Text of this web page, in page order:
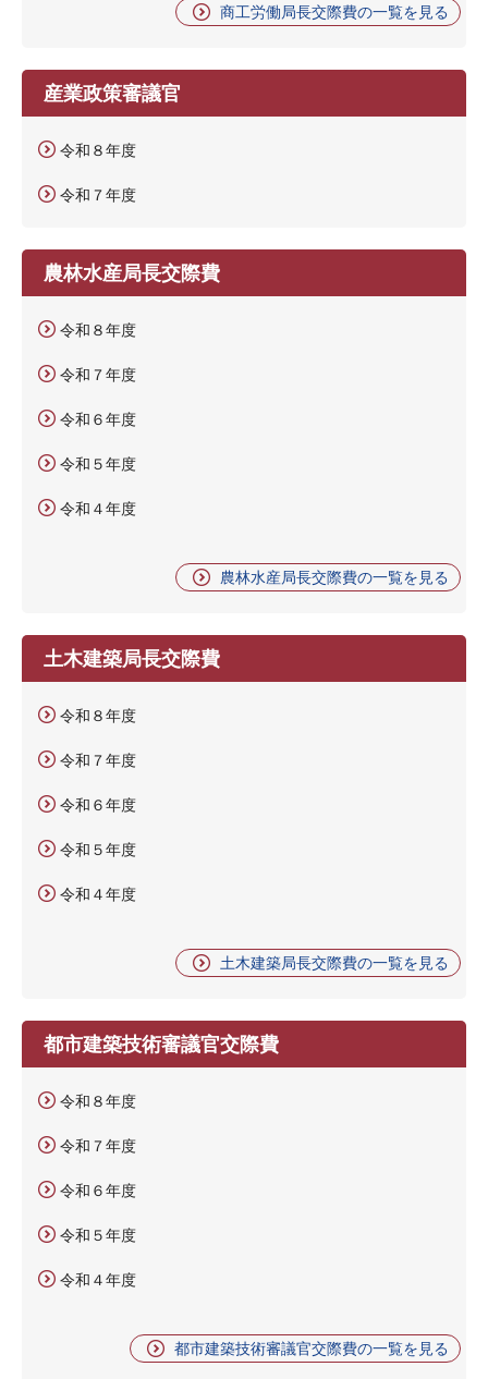
商工労働局長交際費の一覧を見る
産業政策審議官
令和８年度
令和７年度
農林水産局長交際費
令和８年度
令和７年度
令和６年度
令和５年度
令和４年度
農林水産局長交際費の一覧を見る
土木建築局長交際費
令和８年度
令和７年度
令和６年度
令和５年度
令和４年度
土木建築局長交際費の一覧を見る
都市建築技術審議官交際費
令和８年度
令和７年度
令和６年度
令和５年度
令和４年度
都市建築技術審議官交際費の一覧を見る